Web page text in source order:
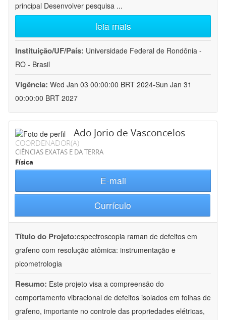
principal Desenvolver pesquisa ...
leia mais
Instituição/UF/País: Universidade Federal de Rondônia -
RO - Brasil
Vigência: Wed Jan 03 00:00:00 BRT 2024-Sun Jan 31
00:00:00 BRT 2027
Ado Jorio de Vasconcelos
COORDENADOR(A)
CIÊNCIAS EXATAS E DA TERRA
Física
E-mail
Currículo
Título do Projeto:espectroscopia raman de defeitos em
grafeno com resolução atômica: instrumentação e
picometrologia
Resumo: Este projeto visa a compreensão do
comportamento vibracional de defeitos isolados em folhas de
grafeno, importante no controle das propriedades elétricas,